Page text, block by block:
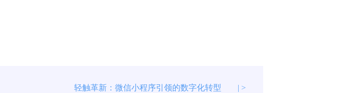
轻触革新：微信小程序引领的数字化转型 | >